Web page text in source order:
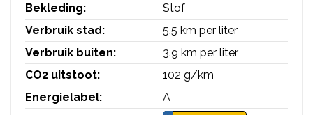
Bekleding:
Stof
Verbruik stad:
5.5 km per liter
Verbruik buiten:
3.9 km per liter
CO2 uitstoot:
102 g/km
Energielabel:
A